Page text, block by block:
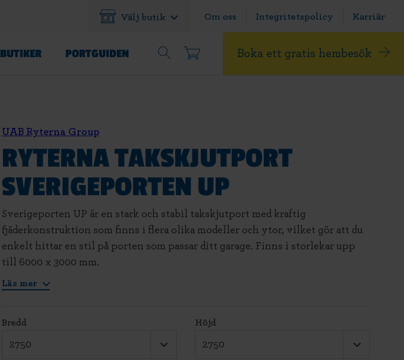
Välj butik Om oss Integritetspolicy Karriär
BUTIKER PORTGUIDEN Boka ett gratis hembesök
UAB Ryterna Group
RYTERNA TAKSKJUTPORT
SVERIGEPORTEN UP
Sverigeporten UP är en stark och stabil takskjutport med kraftig
fjäderkonstruktion som finns i flera olika modeller och ytor, vilket gör att du
enkelt hittar en stil på porten som passar ditt garage. Finns i storlekar upp
till 6000 x 3000 mm.
Läs mer
Bredd Höjd